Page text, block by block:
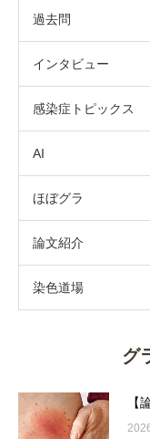
過去問
インタビュー
感染症トピックス
AI
ほぼグラ
論文紹介
染色道場
グ
【